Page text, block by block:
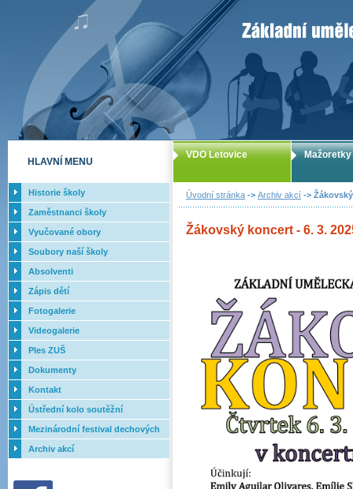
ZUŠ Letovice
Úvodní stránka -> Archiv akcí ->
Žákovský koncert - 6. 3.
VDO Letovice Mažoretky
HLAVNÍ MENU
Historie školy
Zaměstnanci školy
Vyučované obory
Soubory naší školy
Absolventi
Zápis dětí
Fotogalerie
Videogalerie
Ples ZUŠ
Dokumenty
Kontakt
Ústřední kolo soutěžní
přehlídky dechových orchestrů
ZUŠ - 2017
Mezinárodní festival dechových
orchestrů - Letovice
Archiv akcí